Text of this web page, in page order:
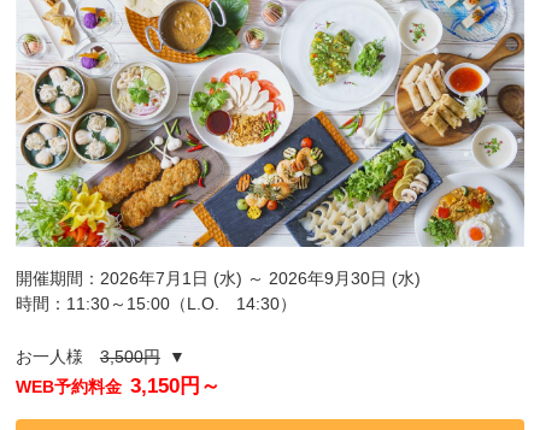
開催期間：2026年7月1日 (水) ～ 2026年9月30日 (水)
時間：11:30～15:00（L.O. 14:30）
お一人様3,500円▼
WEB予約料金 3,150円～